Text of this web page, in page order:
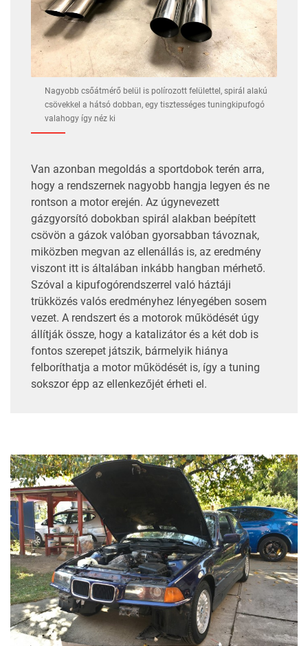
Nagyobb csőátmérő belül is polírozott felülettel, spirál alakú
csövekkel a hátsó dobban, egy tisztességes tuningkipufogó
valahogy így néz ki
Van azonban megoldás a sportdobok terén arra,
hogy a rendszernek nagyobb hangja legyen és ne
rontson a motor erején. Az úgynevezett
gázgyorsító dobokban spirál alakban beépített
csövön a gázok valóban gyorsabban távoznak,
miközben megvan az ellenállás is, az eredmény
viszont itt is általában inkább hangban mérhető.
Szóval a kipufogórendszerrel való háztáji
trükközés valós eredményhez lényegében sosem
vezet. A rendszert és a motorok működését úgy
állítják össze, hogy a katalizátor és a két dob is
fontos szerepet játszik, bármelyik hiánya
felboríthatja a motor működését is, így a tuning
sokszor épp az ellenkezőjét érheti el.